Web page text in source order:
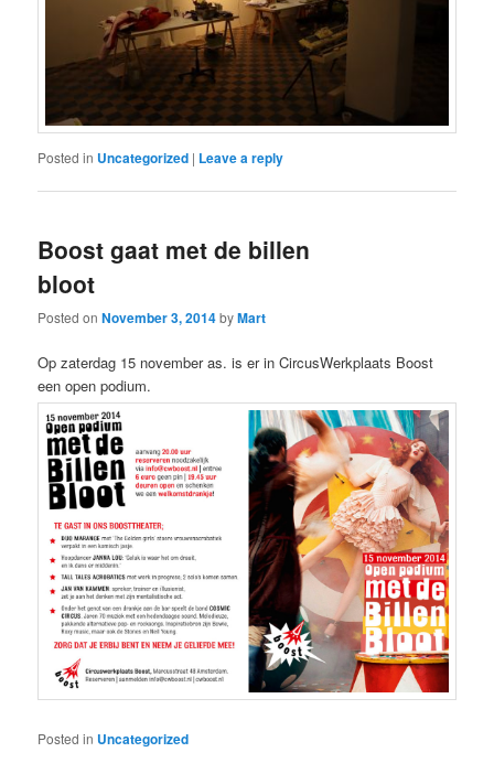
Posted in Uncategorized | Leave a reply
Boost gaat met de billen
bloot
Posted onNovember 3, 2014byMart
Op zaterdag 15 november as. is er in CircusWerkplaats Boost
een open podium.
Posted in Uncategorized